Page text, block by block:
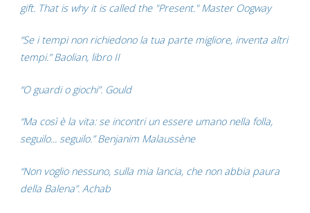
gift. That is why it is called the "Present." Master Oogway
“Se i tempi non richiedono la tua parte migliore, inventa altri
tempi.” Baolian, libro II
“O guardi o giochi”. Gould
“Ma così è la vita: se incontri un essere umano nella folla,
seguilo... seguilo.” Benjanim Malaussène
“Non voglio nessuno, sulla mia lancia, che non abbia paura
della Balena”. Achab